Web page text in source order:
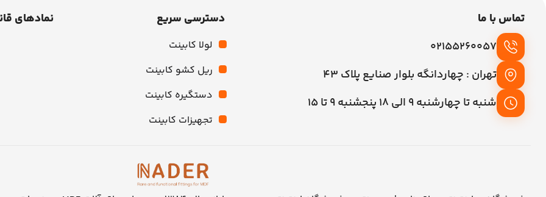
تماس با ما
02155260057
تهران : چهاردانگه بلوار صنایع پلاک 43
شنبه تا چهارشنبه 9 الی 18 پنجشنبه 9 تا 15
دسترسی سریع
لولا کابینت
ریل کشو کابینت
دستگیره کابینت
تجهیزات کابینت
نمادهای